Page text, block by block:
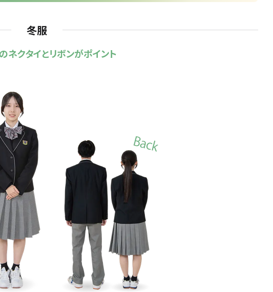
冬服
ネクタイとリボンがポイント